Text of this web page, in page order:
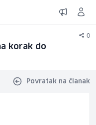
0
korak do
Povratak na članak